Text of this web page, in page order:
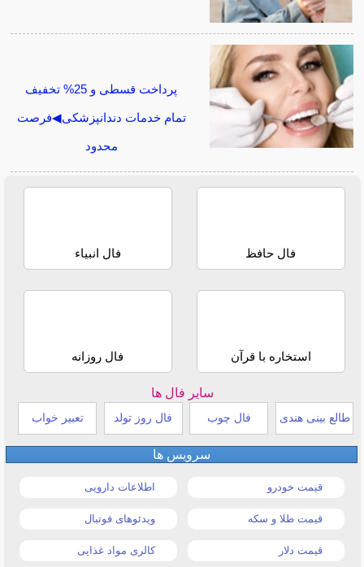
پرداخت قسطی و 25% تخفیف
تمام خدمات دندانپزشکی◀فرصت
محدود
فال حافظ فال انبیاء
استخاره با قرآن فال روزانه
سایر فال ها
طالع بینی هندی فال چوب فال روز تولد تعبیر خواب
سرویس ها
قیمت خودرو اطلاعات دارویی
قیمت طلا و سکه ویدئوهای فوتبال
قیمت دلار کالری مواد غذایی